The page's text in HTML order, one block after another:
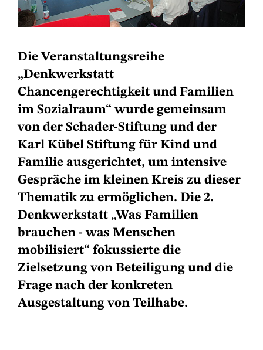
Die Veranstaltungsreihe
„Denkwerkstatt
Chancengerechtigkeit und Familien
im Sozialraum“ wurde gemeinsam
von der Schader-Stiftung und der
Karl Kübel Stiftung für Kind und
Familie ausgerichtet, um intensive
Gespräche im kleinen Kreis zu dieser
Thematik zu ermöglichen. Die 2.
Denkwerkstatt „Was Familien
brauchen - was Menschen
mobilisiert“ fokussierte die
Zielsetzung von Beteiligung und die
Frage nach der konkreten
Ausgestaltung von Teilhabe.